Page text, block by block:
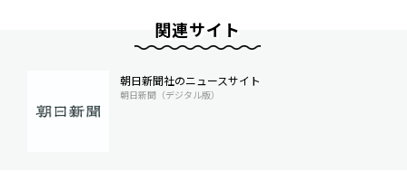
関連サイト
朝日新聞社のニュースサイト
朝日新聞（デジタル版）